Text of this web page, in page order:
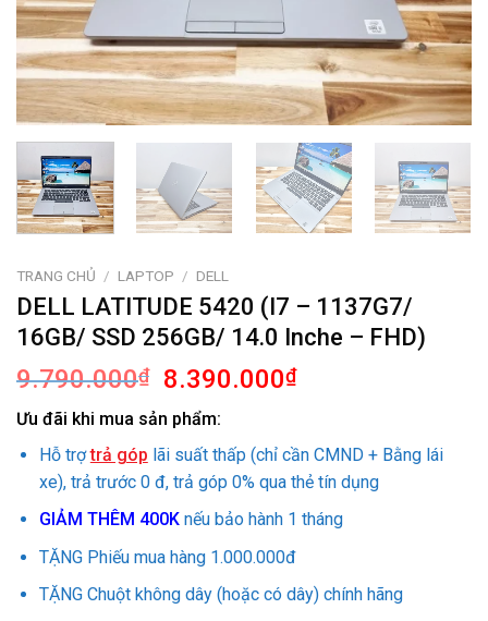
TRANG CHỦ / LAPTOP / DELL
DELL LATITUDE 5420 (I7 – 1137G7/
16GB/ SSD 256GB/ 14.0 Inche – FHD)
9.790.000₫
Giá
gốc
là:
9.790.000₫.
8.390.000₫Giá
là:
8.390.000₫.
Ưu đãi khi mua sản phẩm:
Hỗ trợtrả góp lãi suất thấp (chỉ cần CMND + Bằng lái
xe), trả trước 0 đ, trả góp 0% qua thẻ tín dụng
GIẢM THÊM 400Knếu bảo hành 1 tháng
TẶNG Phiếu mua hàng 1.000.000đ
TẶNG Chuột không dây (hoặc có dây) chính hãng